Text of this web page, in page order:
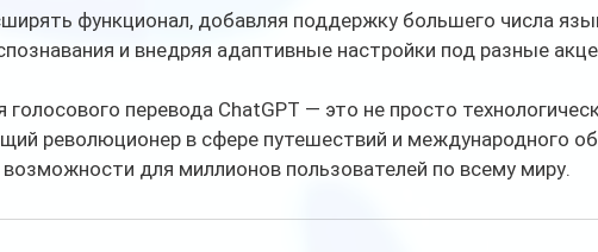
функционал, добавляя поддержку большего числа
и внедряя адаптивные настройки под разные
голосового перевода ChatGPT — это не просто
революционер в сфере путешествий и международного
для миллионов пользователей по всему миру.